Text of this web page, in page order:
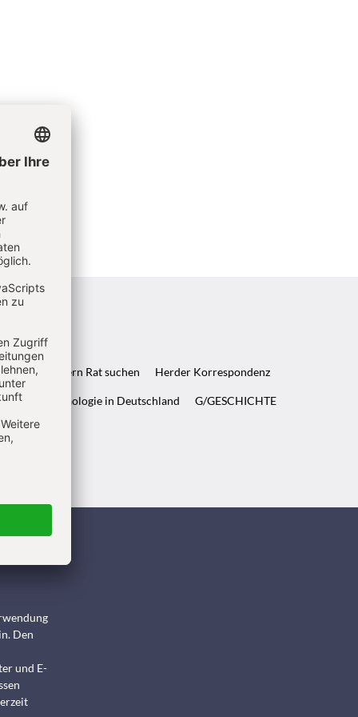
& Wenn Eltern Rat suchen Herder Korrespondenz
& Archäologie in Deutschland G/GESCHICHTE
Den
und E-